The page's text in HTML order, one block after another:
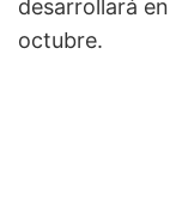
desarrollará
octubre.